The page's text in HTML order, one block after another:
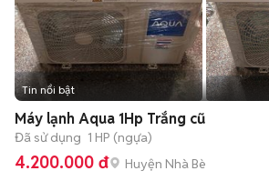
Tin nổi bật
Máy lạnh Aqua 1Hp Trắng cũ
Đã sử dụng 1 HP (ngựa)
4.200.000 đ Huyện Nhà Bè